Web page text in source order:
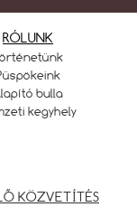
RÓLUNK
bulla
kegyhely
KÖZVETÍTÉS